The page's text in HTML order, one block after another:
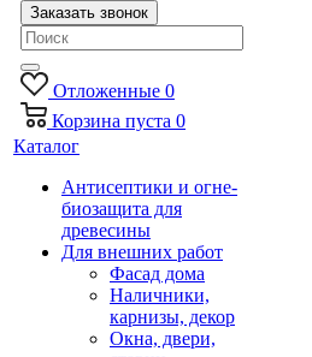
Заказать звонок
Отложенные 0
Корзина пуста 0
Каталог
Антисептики и огне-
биозащита для
древесины
Для внешних работ
Фасад дома
Наличники,
карнизы, декор
Окна, двери,